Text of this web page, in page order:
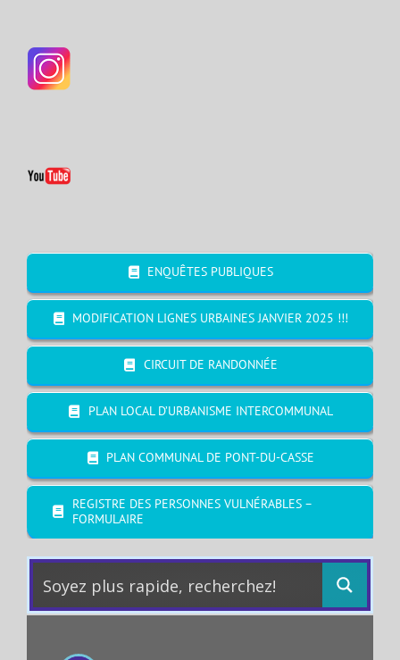
ENQUÊTES PUBLIQUES
MODIFICATION LIGNES URBAINES JANVIER 2025 !!!
CIRCUIT DE RANDONNÉE
PLAN LOCAL D’URBANISME INTERCOMMUNAL
PLAN COMMUNAL DE PONT-DU-CASSE
REGISTRE DES PERSONNES VULNÉRABLES –
FORMULAIRE